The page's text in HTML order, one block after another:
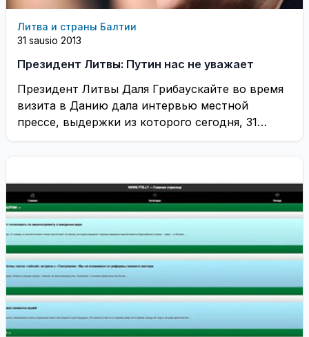
Литва и страны Балтии
31 sausio 2013
Президент Литвы: Путин нас не уважает
Президент Литвы Даля Грибаускайте во время
визита в Данию дала интервью местной
прессе, выдержки из которого сегодня, 31
января, цитируют ...